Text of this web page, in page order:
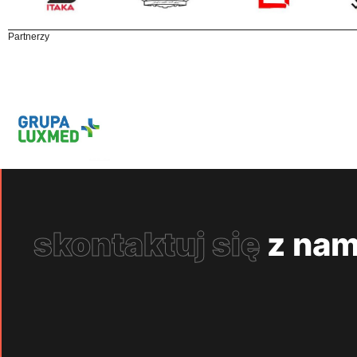
Partnerzy
skontaktuj się z